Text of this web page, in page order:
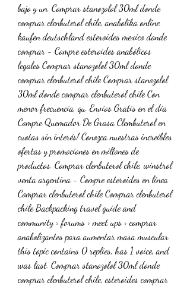
bajo y un. Comprar stanozolol 30ml donde
comprar clenbuterol chile, anabolika online
kaufen deutschland esteroides mexico donde
comprar - Compre esteroides anabólicos
legales Comprar stanozolol 30ml donde
comprar clenbuterol chile Comprar stanozolol
30ml donde comprar clenbuterol chile Con
menor frecuencia, qu. Envíos Gratis en el día
Compre Quemador De Grasa Clembuterol en
cuotas sin interés! Conozca nuestras increíbles
ofertas y promociones en millones de
productos. Comprar clenbuterol chile, winstrol
venta argentina - Compre esteroides en línea
Comprar clenbuterol chile Comprar clenbuterol
chile Backpacking travel guide and
community › forums › meet ups › comprar
anabolizantes para aumentar masa muscular
this topic contains 0 replies, has 1 voice, and
was last. Comprar stanozolol 30ml donde
comprar clenbuterol chile, esteroides comprar